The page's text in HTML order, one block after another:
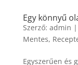
Egy könnyű
Szerző: admin |
Mentes,
Egyszerűen és